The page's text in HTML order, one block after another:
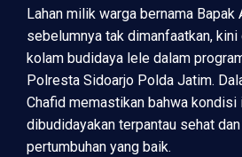
Lahan milik warga bernama Bapak
sebelumnya tak dimanfaatkan,
kolam budidaya lele dalam
Polresta Sidoarjo Polda Jatim.
Chafid memastikan bahwa kondisi
dibudidayakan terpantau sehat
pertumbuhan yang baik.